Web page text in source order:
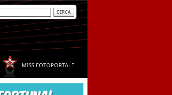
MISS FOTOPORTALE